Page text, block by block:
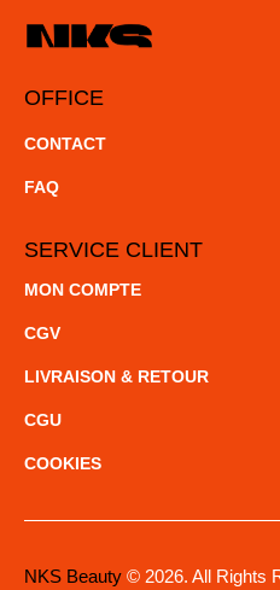
OFFICE
CONTACT
FAQ
SERVICE CLIENT
MON COMPTE
CGV
LIVRAISON & RETOUR
CGU
COOKIES
NKS Beauty © 2026. All Rights